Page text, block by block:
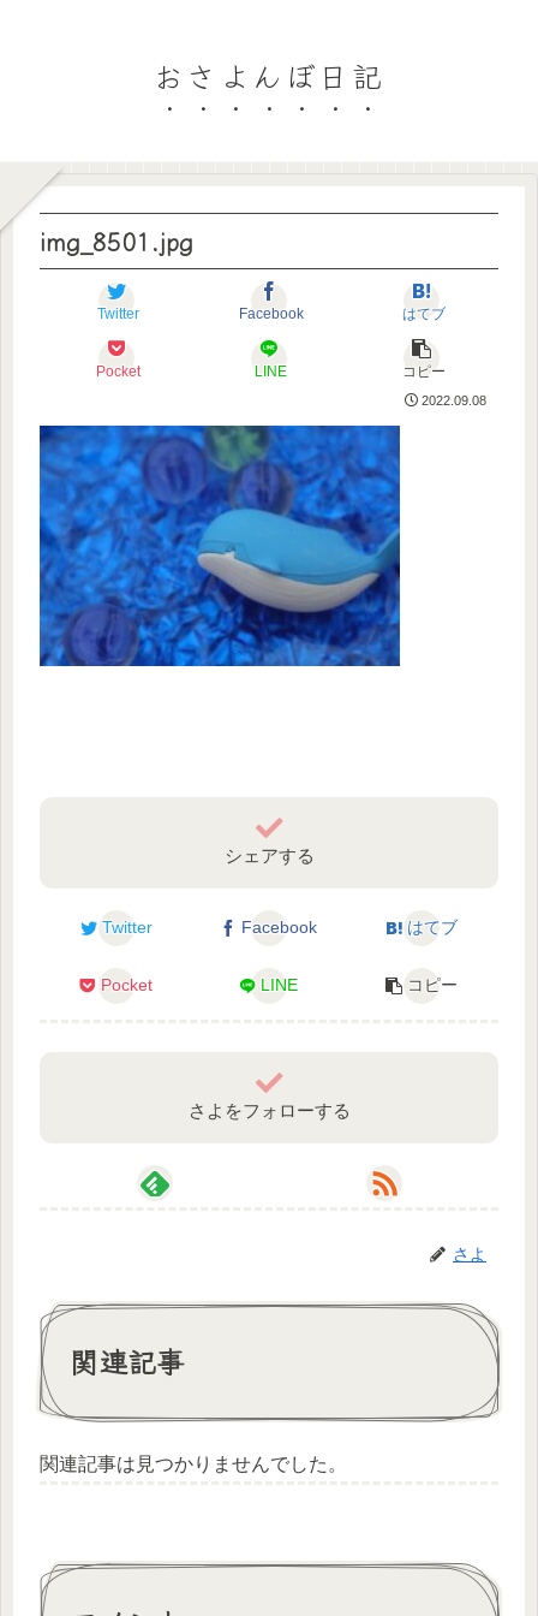
おさよんぼ日記
img_8501.jpg
Twitter Facebook はてブ
Pocket LINE コピー
2022.09.08
シェアする
Twitter Facebook はてブ
Pocket LINE コピー
さよをフォローする
さよ
関連記事
関連記事は見つかりませんでした。